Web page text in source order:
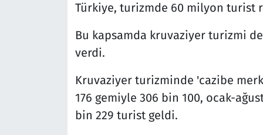
Türkiye, turizmde 60 milyon turist
Bu kapsamda kruvaziyer turizmi
verdi.
Kruvaziyer turizminde 'cazibe
176 gemiyle 306 bin 100, ocak-
bin 229 turist geldi.